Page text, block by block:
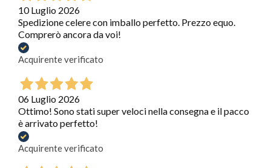
10 Luglio 2026
Spedizione celere con imballo perfetto. Prezzo equo.
Comprerò ancora da voi!
Acquirente verificato
06 Luglio 2026
Ottimo! Sono stati super veloci nella consegna e il pacco
è arrivato perfetto!
Acquirente verificato